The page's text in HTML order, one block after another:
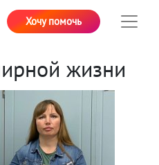
Хочу помочь
жизни